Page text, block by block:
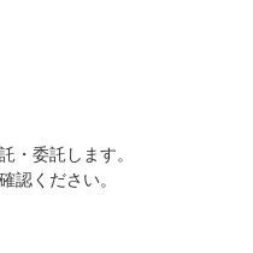
・委託します。
認ください。